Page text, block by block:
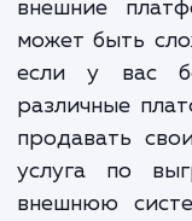
данными
информацию
внешние
может быть
если у вас